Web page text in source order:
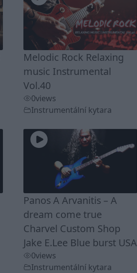
Melodic Rock Relaxing
music Instrumental
Vol.40
0views
Instrumentální kytara
Panos A Arvanitis – A
dream come true
Charvel Custom Shop
Jake E.Lee Blue burst USA
0views
Instrumentální kytara